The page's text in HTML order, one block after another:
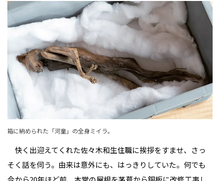
箱に納められた「河童」の全身ミイラ。
快く出迎えてくれた佐々木和生住職に挨拶をすませ、さっ
そく話を伺う。由来は意外にも、はっきりしていた。何でも